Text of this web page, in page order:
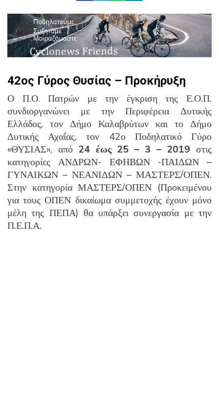
42ος Γύρος Θυσίας – Προκήρυξη
Ο Π.Ο. Πατρών με την έγκριση της Ε.Ο.Π.
συνδιοργανώνει με την Περιφέρεια Δυτικής
Ελλάδος, τον Δήμο Καλαβρύτων και το Δήμο
Δυτικής Αχαΐας, τον 42ο Ποδηλατικό Γύρο
«ΘΥΣΙΑΣ», από24 έως 25 – 3 – 2019 στις
κατηγορίες ΑΝΔΡΩΝ- ΕΦΗΒΩΝ -ΠΑΙΔΩΝ –
ΓΥΝΑΙΚΩΝ – ΝΕΑΝΙΔΩΝ – ΜΑΣΤΕΡΣ/ΟΠΕΝ.
Στην κατηγορία ΜΑΣΤΕΡΣ/ΟΠΕΝ (Προκειμένου
για τους ΟΠΕΝ δικαίωμα συμμετοχής έχουν μόνο
μέλη της ΠΕΠΑ) θα υπάρξει συνεργασία με την
Π.Ε.Π.Α.